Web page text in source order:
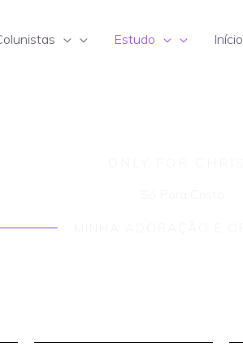
Estudo Início